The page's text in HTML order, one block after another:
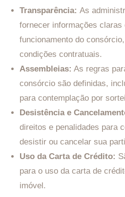
Transparência: As
fornecer informações
funcionamento do
condições contratuais.
Assembleias: As regras
consórcio são definidas,
para contemplação por
Desistência e
direitos e penalidades para
desistir ou cancelar sua
Uso da Carta de Crédito:
para o uso da carta de
imóvel.